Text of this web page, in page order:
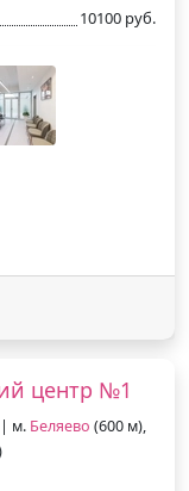
10100 руб.
центр №1
| м. Беляево (600 м),